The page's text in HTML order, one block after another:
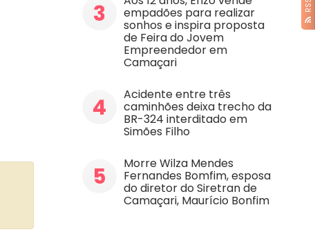
RSS
3 empadões para realizar
sonhos e inspira proposta
de Feira do Jovem
Empreendedor em
Camaçari
4 Acidente entre três
caminhões deixa trecho da
BR-324 interditado em
Simões Filho
5 Morre Wilza Mendes
Fernandes Bomfim, esposa
do diretor do Siretran de
Camaçari, Maurício Bonfim